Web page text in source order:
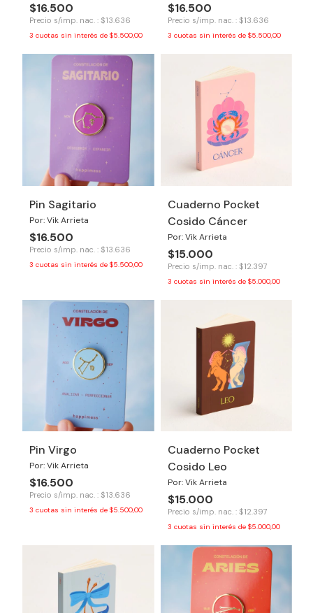
$16.500
Precio s/imp. nac. : $13.636
3 cuotas sin interés de $5.500,00
$16.500
Precio s/imp. nac. : $13.636
3 cuotas sin interés de $5.500,00
Pin Sagitario
Por: Vik Arrieta
$16.500
Precio s/imp. nac. : $13.636
3 cuotas sin interés de $5.500,00
Cuaderno Pocket
Cosido Cáncer
Por: Vik Arrieta
$15.000
Precio s/imp. nac. : $12.397
3 cuotas sin interés de $5.000,00
Pin Virgo
Por: Vik Arrieta
$16.500
Precio s/imp. nac. : $13.636
3 cuotas sin interés de $5.500,00
Cuaderno Pocket
Cosido Leo
Por: Vik Arrieta
$15.000
Precio s/imp. nac. : $12.397
3 cuotas sin interés de $5.000,00